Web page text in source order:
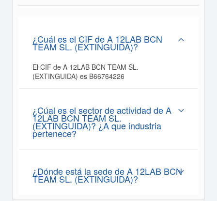
¿Cuál es el CIF de A 12LAB BCN
TEAM SL. (EXTINGUIDA)?
El CIF de A 12LAB BCN TEAM SL.
(EXTINGUIDA) es B66764226
¿Cúal es el sector de actividad de A
12LAB BCN TEAM SL.
(EXTINGUIDA)? ¿A que industria
pertenece?
¿Dónde está la sede de A 12LAB BCN
TEAM SL. (EXTINGUIDA)?